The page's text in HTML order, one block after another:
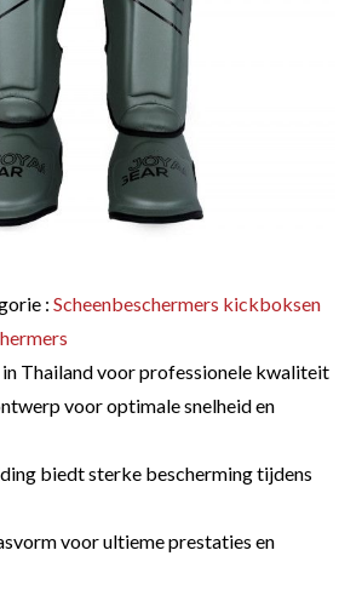
:Scheenbeschermers kickboksen
Thailand voor professionele kwaliteit
voor optimale snelheid en
biedt sterke bescherming tijdens
voor ultieme prestaties en